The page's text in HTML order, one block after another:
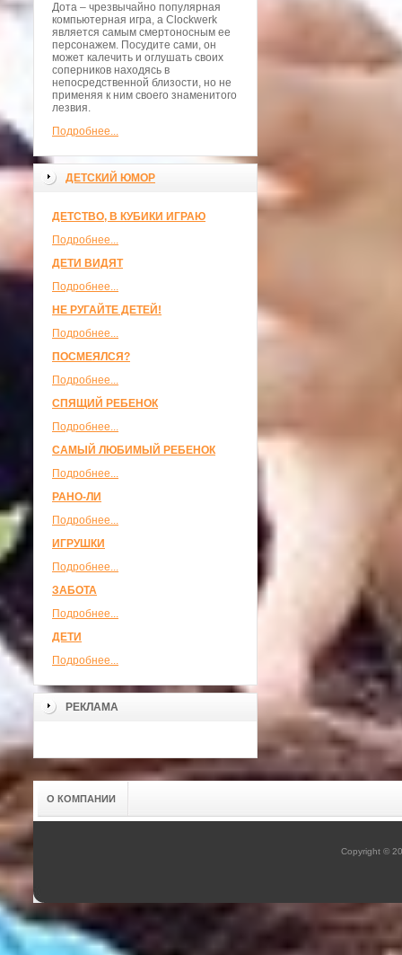
Дота – чрезвычайно популярная
компьютерная игра, а Clockwerk
является самым смертоносным ее
персонажем. Посудите сами, он
может калечить и оглушать своих
соперников находясь в
непосредственной близости, но не
применяя к ним своего знаменитого
лезвия.
Подробнее...
ДЕТСКИЙ ЮМОР
ДЕТСТВО, В КУБИКИ ИГРАЮ
Подробнее...
ДЕТИ ВИДЯТ
Подробнее...
НЕ РУГАЙТЕ ДЕТЕЙ!
Подробнее...
ПОСМЕЯЛСЯ?
Подробнее...
СПЯЩИЙ РЕБЕНОК
Подробнее...
САМЫЙ ЛЮБИМЫЙ РЕБЕНОК
Подробнее...
РАНО-ЛИ
Подробнее...
ИГРУШКИ
Подробнее...
ЗАБОТА
Подробнее...
ДЕТИ
Подробнее...
РЕКЛАМА
О КОМПАНИИ
Copyright ©